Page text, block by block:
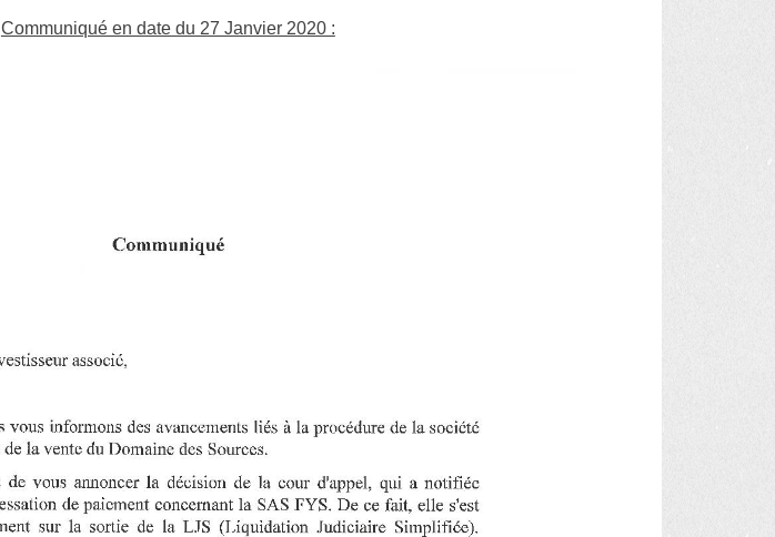
Communiqué en date du 27 Janvier 2020 :